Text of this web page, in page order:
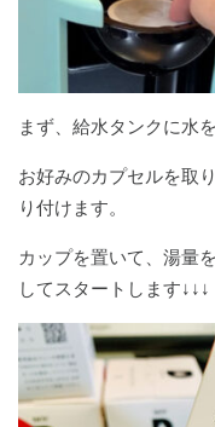
まず、給水タンクに水
お好みのカプセルを取
り付けます。
カップを置いて、湯量
してスタートします↓↓↓